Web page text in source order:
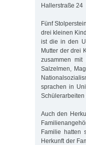
Hallerstraße 24
Fünf
drei kleinen
ist die in den
Mutter der drei
zusammen
Salzelmen,
sprachen in
Schülerarbeiten
Auch den
Familie hatten
Herkunft der